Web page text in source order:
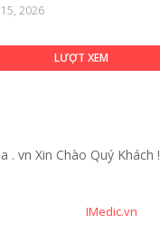
15, 2026
LƯỢT XEM
. vn Xin Chào Quý Khách !
IMedic.vn